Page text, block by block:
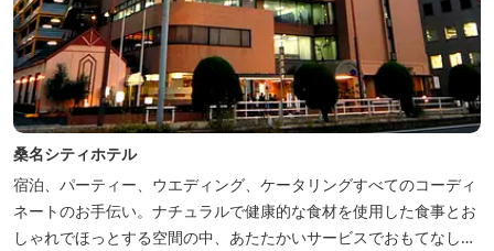
桑名シティホテル
宿泊、パーティー、ウエディング、ケータリングすべてのコーディ
ネートのお手伝い。ナチュラルで健康的な食材を使用した食事とお
しゃれでほっとする空間の中、あたたかいサービスでおもてなしい